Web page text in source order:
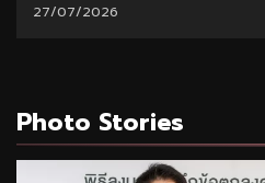
27/07/2026
Photo Stories